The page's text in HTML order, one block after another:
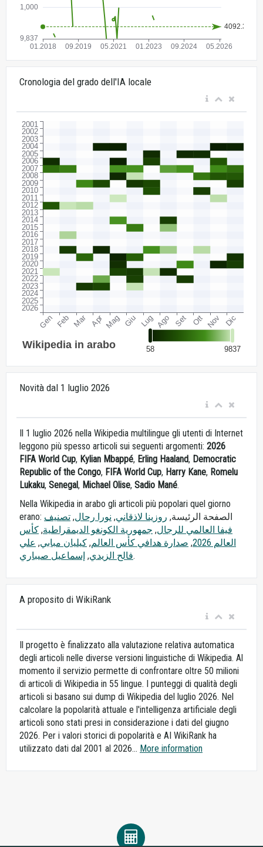
Cronologia del grado dell'IA locale
Novità dal 1 luglio 2026
Il 1 luglio 2026 nella Wikipedia multilingue gli utenti di Internet
leggono più spesso articoli sui seguenti argomenti: 2026
FIFA World Cup, Kylian Mbappé, Erling Haaland, Democratic
Republic of the Congo, FIFA World Cup, Harry Kane, Romelu
Lukaku, Senegal, Michael Olise, Sadio Mané.
Nella Wikipedia in arabo gli articoli più popolari quel giorno
erano: الصفحة الرئيسة, روزينا لاذقاني, نورا رحال, تصنيف
فيفا العالمي للرجال, جمهورية الكونغو الديمقراطية, كأس
العالم 2026
, صدارة هدافي كأس العالم, كيليان مبابي, علي
فالح الزيدي, إسماعيل صيباري .
A proposito di WikiRank
Il progetto è finalizzato alla valutazione relativa automatica
degli articoli nelle diverse versioni linguistiche di Wikipedia. Al
momento il servizio permette di confrontare oltre 50 milioni
di articoli di Wikipedia in 55 lingue. I punteggi di qualità degli
articoli si basano sui dump di Wikipedia del luglio 2026. Nel
calcolare la popolarità attuale e l'intelligenza artificiale degli
articoli sono stati presi in considerazione i dati del giugno
2026. Per i valori storici di popolarità e AI WikiRank ha
utilizzato dati dal 2001 al 2026... More information